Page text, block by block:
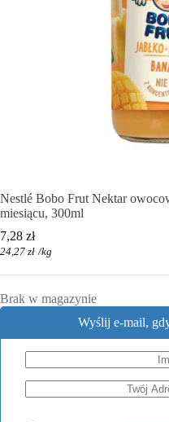
Nestlé Bobo Frut Nektar
miesiącu, 300ml
7,28 zł
24,27 zł /kg
Brak w magazynie
Wyślij e-mail,